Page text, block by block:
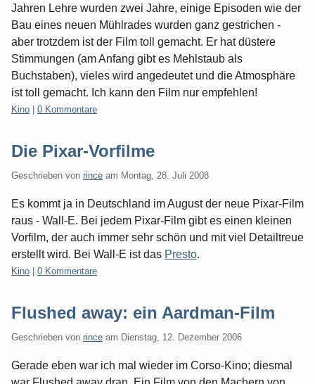
Jahren Lehre wurden zwei Jahre, einige Episoden wie der
Bau eines neuen Mühlrades wurden ganz gestrichen -
aber trotzdem ist der Film toll gemacht. Er hat düstere
Stimmungen (am Anfang gibt es Mehlstaub als
Buchstaben), vieles wird angedeutet und die Atmosphäre
ist toll gemacht. Ich kann den Film nur empfehlen!
Kategorien:
Kino 0 Kommentare
Die Pixar-Vorfilme
Geschrieben von rince am Montag, 28. Juli 2008
Es kommt ja in Deutschland im August der neue Pixar-Film
raus - Wall-E. Bei jedem Pixar-Film gibt es einen kleinen
Vorfilm, der auch immer sehr schön und mit viel Detailtreue
erstellt wird. Bei Wall-E ist das Presto.
Kategorien:
Kino 0 Kommentare
Flushed away: ein Aardman-Film
Geschrieben von rince am Dienstag, 12. Dezember 2006
Gerade eben war ich mal wieder im Corso-Kino; diesmal